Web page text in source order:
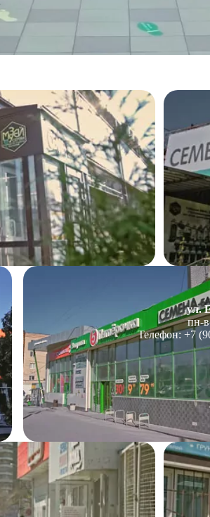
ул.
пн-
Телефон: +7